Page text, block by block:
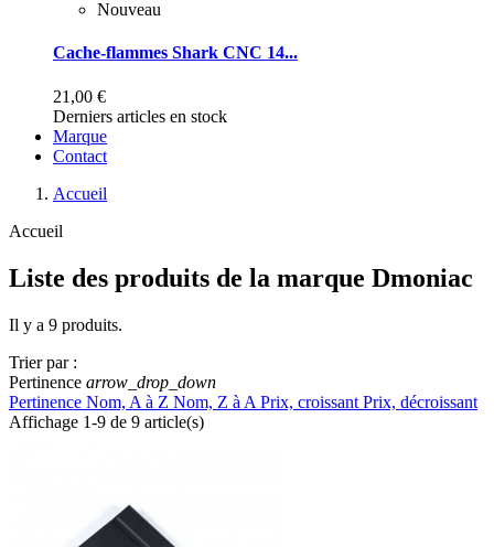
Nouveau
Cache-flammes Shark CNC 14...
21,00 €
Derniers articles en stock
Marque
Contact
Accueil
Accueil
Liste des produits de la marque Dmoniac
Il y a 9 produits.
Trier par :
Pertinence arrow_drop_down
Pertinence Nom, A à Z Nom, Z à A Prix, croissant Prix, décroissant
Affichage 1-9 de 9 article(s)